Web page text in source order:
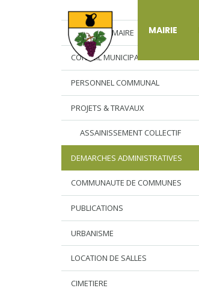
MAIRIE
L’EDITO DU MAIRE
CONSEIL MUNICIPAL
PERSONNEL COMMUNAL
PROJETS & TRAVAUX
ASSAINISSEMENT COLLECTIF
DEMARCHES ADMINISTRATIVES
COMMUNAUTE DE COMMUNES
PUBLICATIONS
URBANISME
LOCATION DE SALLES
CIMETIERE